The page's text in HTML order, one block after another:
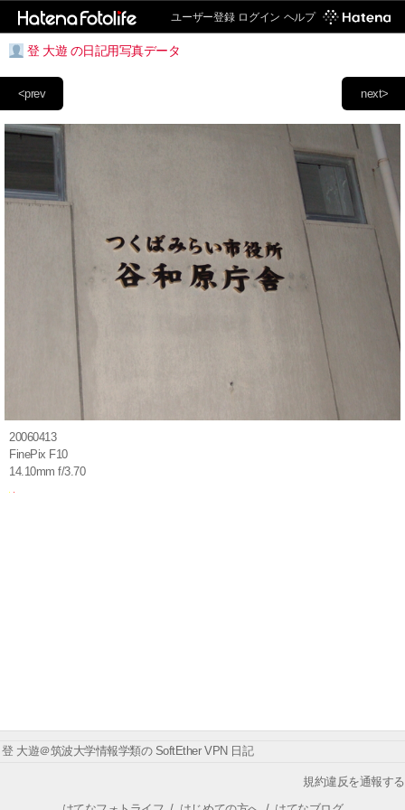
ユーザー登録 ログイン ヘルプ
登 大遊 の日記用写真データ
next>
<prev
20060413
FinePix F10
14.10mm f/3.70
登 大遊＠筑波大学情報学類の SoftEther VPN 日記
規約違反を通報する